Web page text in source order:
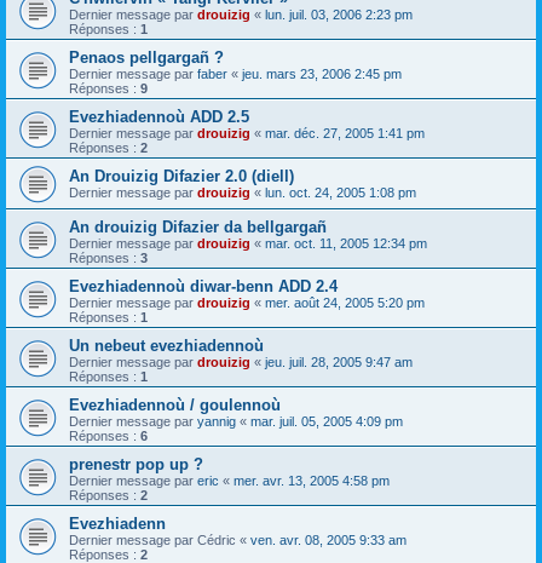
Dernier message par drouizig « lun. juil. 03, 2006 2:23 pm
Réponses : 1
Penaos pellgargañ ?
Dernier message par faber « jeu. mars 23, 2006 2:45 pm
Réponses : 9
Evezhiadennoù ADD 2.5
Dernier message par drouizig « mar. déc. 27, 2005 1:41 pm
Réponses : 2
An Drouizig Difazier 2.0 (diell)
Dernier message par drouizig « lun. oct. 24, 2005 1:08 pm
An drouizig Difazier da bellgargañ
Dernier message par drouizig « mar. oct. 11, 2005 12:34 pm
Réponses : 3
Evezhiadennoù diwar-benn ADD 2.4
Dernier message par drouizig « mer. août 24, 2005 5:20 pm
Réponses : 1
Un nebeut evezhiadennoù
Dernier message par drouizig « jeu. juil. 28, 2005 9:47 am
Réponses : 1
Evezhiadennoù / goulennoù
Dernier message par yannig « mar. juil. 05, 2005 4:09 pm
Réponses : 6
prenestr pop up ?
Dernier message par eric « mer. avr. 13, 2005 4:58 pm
Réponses : 2
Evezhiadenn
Dernier message par Cédric « ven. avr. 08, 2005 9:33 am
Réponses : 2